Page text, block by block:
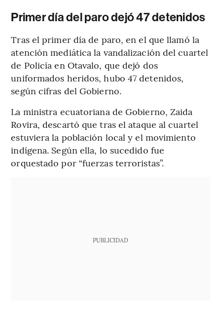
Primer día del paro dejó 47 detenidos
Tras el primer día de paro, en el que llamó la
atención mediática la vandalización del cuartel
de Policía en Otavalo, que dejó dos
uniformados heridos, hubo 47 detenidos,
según cifras del Gobierno.
La ministra ecuatoriana de Gobierno, Zaida
Rovira, descartó que tras el ataque al cuartel
estuviera la población local y el movimiento
indígena. Según ella, lo sucedido fue
orquestado por “fuerzas terroristas”.
PUBLICIDAD